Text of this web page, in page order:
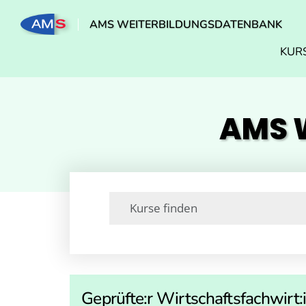
AMS WEITERBILDUNGSDATENBANK
AMS
Geprüfte:r